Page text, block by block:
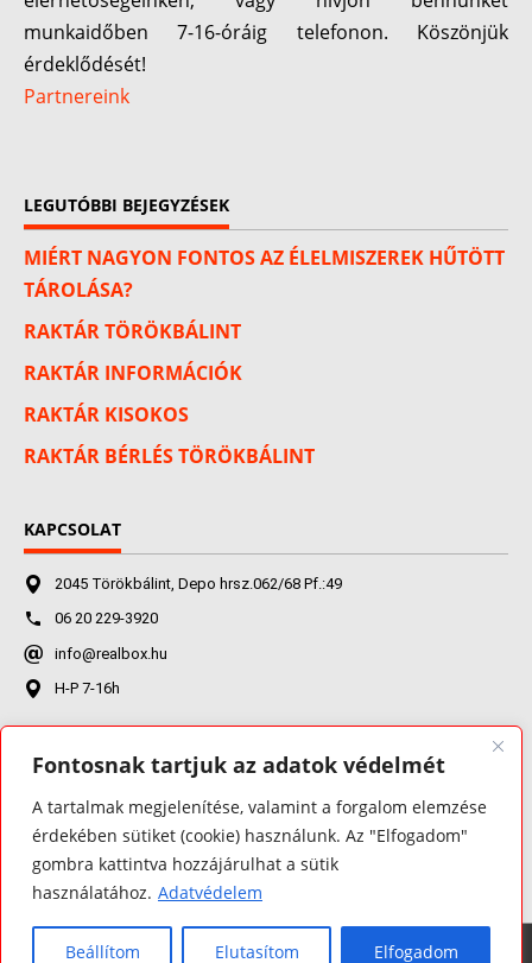
Fontosnak tartjuk az adatok védelmét
A tartalmak megjelenítése, valamint a forgalom elemzése
érdekében sütiket (cookie) használunk. Az "Elfogadom"
gombra kattintva hozzájárulhat a sütik
használatához. Adatvédelem
Beállítom Elutasítom Elfogadom
munkaidőben 7-16-óráig telefonon. Köszönjük
érdeklődését!
Partnereink
LEGUTÓBBI BEJEGYZÉSEK
MIÉRT NAGYON FONTOS AZ ÉLELMISZEREK HŰTÖTT
TÁROLÁSA?
RAKTÁR TÖRÖKBÁLINT
RAKTÁR INFORMÁCIÓK
RAKTÁR KISOKOS
RAKTÁR BÉRLÉS TÖRÖKBÁLINT
KAPCSOLAT
2045 Törökbálint, Depo hrsz.062/68 Pf.:49
06 20 229-3920
info@realbox.hu
H-P 7-16h
FACEBOOK
Minden jog fenntartva 2026 ©